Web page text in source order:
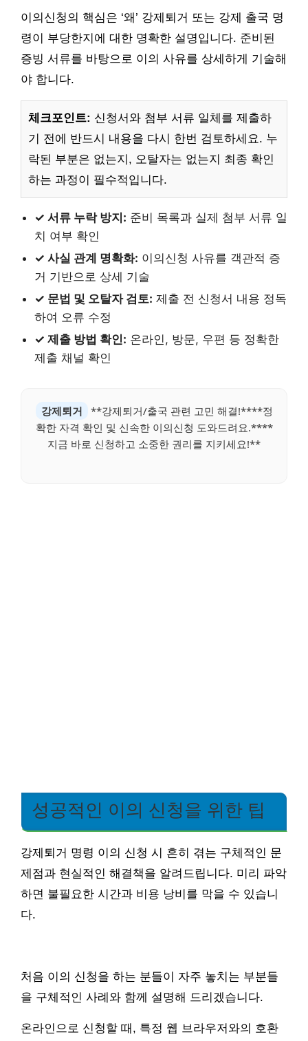
이의신청의 핵심은 ‘왜’ 강제퇴거 또는 강제 출국 명
령이 부당한지에 대한 명확한 설명입니다. 준비된
증빙 서류를 바탕으로 이의 사유를 상세하게 기술해
야 합니다.
체크포인트: 신청서와 첨부 서류 일체를 제출하
기 전에 반드시 내용을 다시 한번 검토하세요. 누
락된 부분은 없는지, 오탈자는 없는지 최종 확인
하는 과정이 필수적입니다.
✓ 서류 누락 방지: 준비 목록과 실제 첨부 서류 일
치 여부 확인
✓ 사실 관계 명확화: 이의신청 사유를 객관적 증
거 기반으로 상세 기술
✓ 문법 및 오탈자 검토: 제출 전 신청서 내용 정독
하여 오류 수정
✓ 제출 방법 확인: 온라인, 방문, 우편 등 정확한
제출 채널 확인
강제퇴거
**강제퇴거/출국 관련 고민 해결!****정
확한 자격 확인 및 신속한 이의신청 도와드려요.****
지금 바로 신청하고 소중한 권리를 지키세요!**
성공적인 이의 신청을 위한 팁
강제퇴거 명령 이의 신청 시 흔히 겪는 구체적인 문
제점과 현실적인 해결책을 알려드립니다. 미리 파악
하면 불필요한 시간과 비용 낭비를 막을 수 있습니
다.
처음 이의 신청을 하는 분들이 자주 놓치는 부분들
을 구체적인 사례와 함께 설명해 드리겠습니다.
온라인으로 신청할 때, 특정 웹 브라우저와의 호환